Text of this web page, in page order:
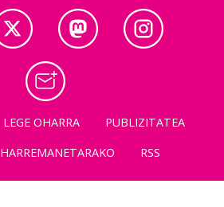
LEGE OHARRA
PUBLIZITATEA
HARREMANETARAKO RSS